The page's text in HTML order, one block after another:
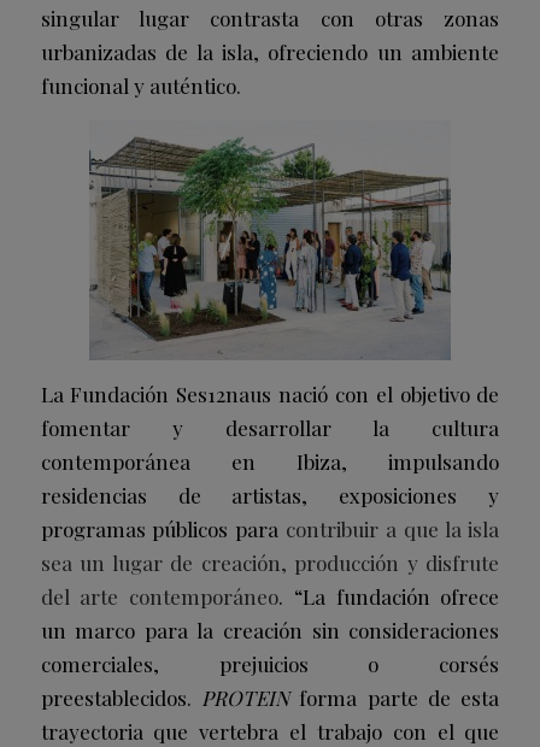
singular lugar contrasta con otras zonas
urbanizadas de la isla, ofreciendo un ambiente
funcional y auténtico.
La Fundación Ses12naus nació con el objetivo de
fomentar y desarrollar la cultura
contemporánea en Ibiza, impulsando
residencias de artistas, exposiciones y
programas públicos para contribuir a que la isla
sea un lugar de creación, producción y disfrute
del arte contemporáneo. “La fundación ofrece
un marco para la creación sin consideraciones
comerciales, prejuicios o corsés
preestablecidos. PROTEINforma parte de esta
trayectoria que vertebra el trabajo con el que